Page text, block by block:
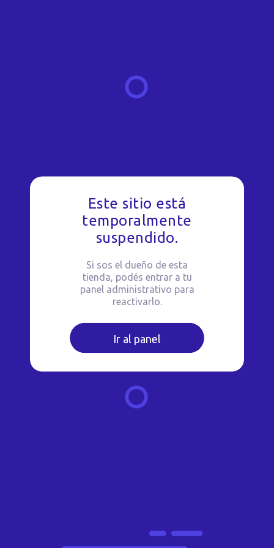
Este sitio está
temporalmente
suspendido.
Si sos el dueño de esta
tienda, podés entrar a tu
panel administrativo para
reactivarlo.
Ir al panel